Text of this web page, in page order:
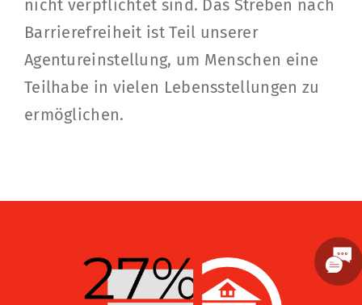
nicht verpflichtet sind. Das Streben nach
Barrierefreiheit ist Teil unserer
Agentureinstellung, um Menschen eine
Teilhabe in vielen Lebensstellungen zu
ermöglichen.
Toggle